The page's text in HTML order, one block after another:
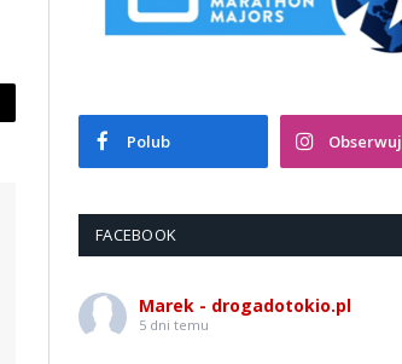
Polub Obserwuj
FACEBOOK
Marek - drogadotokio.pl
5 dni temu